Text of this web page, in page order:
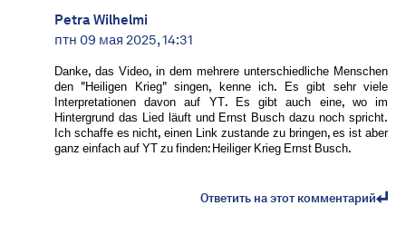
Petra Wilhelmi
птн 09 мая 2025, 14:31
Danke, das Video, in dem mehrere unterschiedliche Menschen
den "Heiligen Krieg" singen, kenne ich. Es gibt sehr viele
Interpretationen davon auf YT. Es gibt auch eine, wo im
Hintergrund das Lied läuft und Ernst Busch dazu noch spricht.
Ich schaffe es nicht, einen Link zustande zu bringen, es ist aber
ganz einfach auf YT zu finden: Heiliger Krieg Ernst Busch.
Ответить на этот комментарий